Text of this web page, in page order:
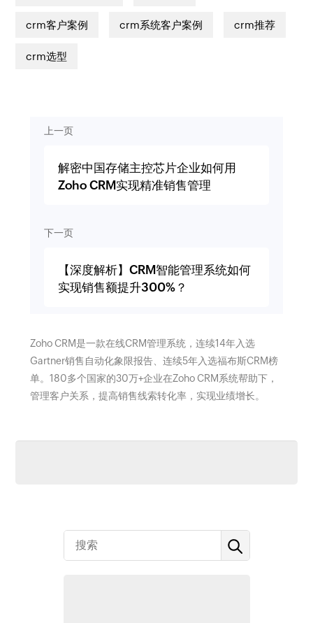
crm客户案例 crm系统客户案例 crm推荐
crm选型
上一页
解密中国存储主控芯片企业如何用
Zoho CRM实现精准销售管理
下一页
【深度解析】CRM智能管理系统如何
实现销售额提升300%？
Zoho CRM是一款在线CRM管理系统，连续14年入选
Gartner销售自动化象限报告、连续5年入选福布斯CRM榜
单。180多个国家的30万+企业在Zoho CRM系统帮助下，
管理客户关系，提高销售线索转化率，实现业绩增长。